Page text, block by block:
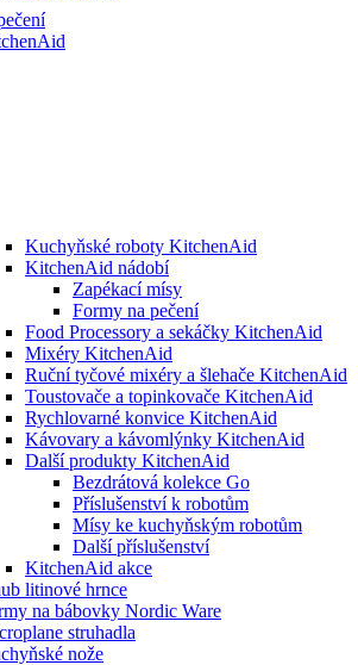
Kuchyňské roboty KitchenAid
KitchenAid nádobí
Zapékací mísy
Formy na pečení
Food Processory a sekáčky KitchenAid
Mixéry KitchenAid
Ruční tyčové mixéry a šlehače KitchenAid
Toustovače a topinkovače KitchenAid
Rychlovarné konvice KitchenAid
Kávovary a kávomlýnky KitchenAid
Další produkty KitchenAid
Bezdrátová kolekce Go
Příslušenství k robotům
Mísy ke kuchyňským robotům
Další příslušenství
KitchenAid akce
litinové hrnce
na bábovky Nordic Ware
struhadla
nože